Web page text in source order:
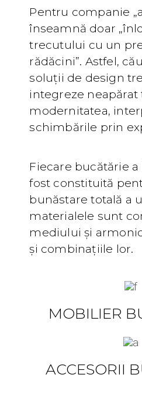
Pentru companie
înseamnă doar
trecutului cu un
rădăcini”. Astfel,
soluții de design
integreze neapărat
modernitatea,
schimbările prin
Fiecare bucătărie
fost constituită
bunăstare totală a
materialele sunt
mediului și
și combinațiile lor.
MOBILIER
ACCESORII